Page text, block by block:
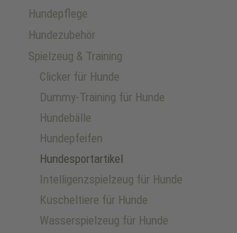
Hundepflege
Hundezubehör
Spielzeug & Training
Clicker für Hunde
Dummy-Training für Hunde
Hundebälle
Hundepfeifen
Hundesportartikel
Intelligenzspielzeug für Hunde
Kuscheltiere für Hunde
Wasserspielzeug für Hunde